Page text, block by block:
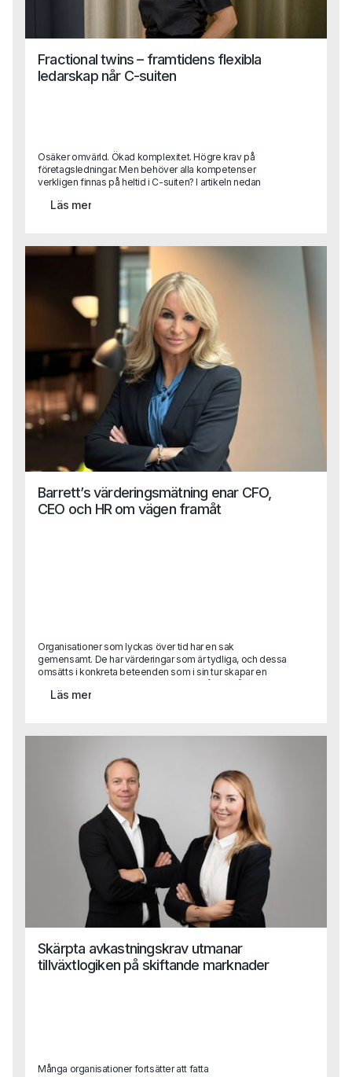
Fractional twins – framtidens flexibla
ledarskap når C-suiten
Osäker omvärld. Ökad komplexitet. Högre krav på
företagsledningar. Men behöver alla kompetenser
verkligen finnas på heltid i C-suiten? I artikeln nedan
“fractional twinning” vilket handlar om hur erfarna
Läs mer
Barrett’s värderingsmätning enar CFO,
CEO och HR om vägen framåt
Organisationer som lyckas över tid har en sak
gemensamt. De har värderingar som är tydliga, och dessa
omsätts i konkreta beteenden som i sin tur skapar en
abstrakt. Men det är svårt att förklara vad god kultur är.
Läs mer
Skärpta avkastningskrav utmanar
tillväxtlogiken på skiftande marknader
Många organisationer fortsätter att fatta